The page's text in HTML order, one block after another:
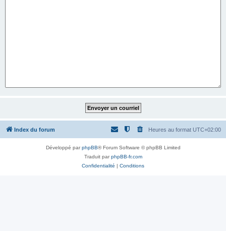
Index du forum Heures au format UTC+02:00
Développé parphpBB® Forum Software © phpBB Limited
Traduit parphpBB-fr.com
Confidentialité | Conditions